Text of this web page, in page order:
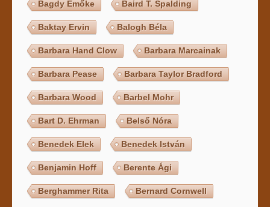
Bagdy Emőke Baird T. Spalding
Baktay Ervin Balogh Béla
Barbara Hand Clow Barbara Marcainak
Barbara Pease Barbara Taylor Bradford
Barbara Wood Barbel Mohr
Bart D. Ehrman Belső Nóra
Benedek Elek Benedek István
Benjamin Hoff Berente Ági
Berghammer Rita Bernard Cornwell